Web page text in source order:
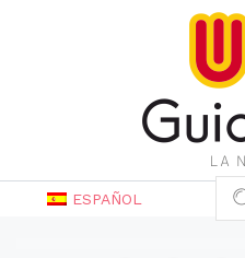
ESPAÑOL